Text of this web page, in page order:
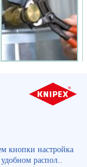
кнопки настройка
распол..